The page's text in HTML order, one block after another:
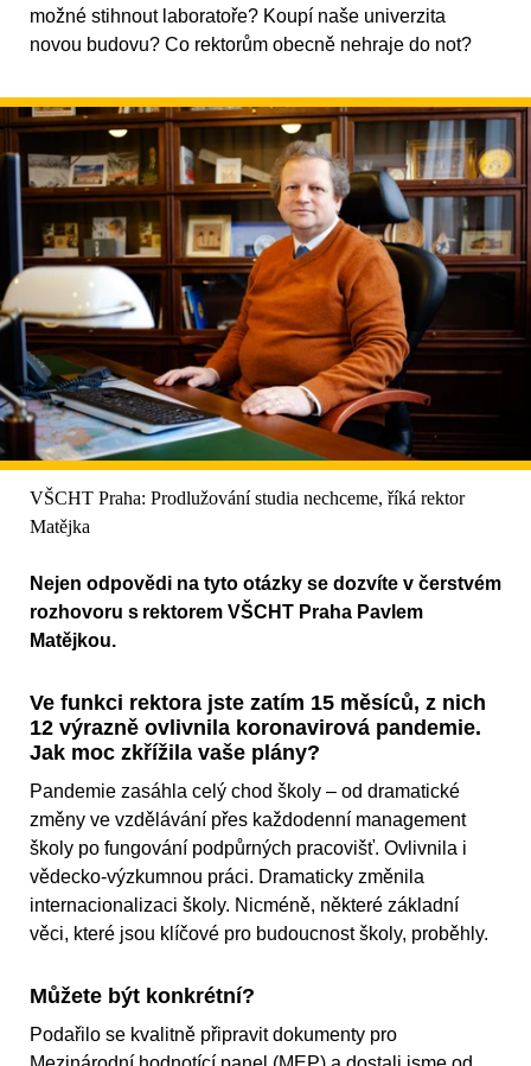
možné stihnout laboratoře? Koupí naše univerzita
novou budovu? Co rektorům obecně nehraje do not?
VŠCHT Praha: Prodlužování studia nechceme, říká rektor
Matějka
Nejen odpovědi na tyto otázky se dozvíte v čerstvém
rozhovoru s rektorem VŠCHT Praha Pavlem
Matějkou.
Ve funkci rektora jste zatím 15 měsíců, z nich
12 výrazně ovlivnila koronavirová pandemie.
Jak moc zkřížila vaše plány?
Pandemie zasáhla celý chod školy – od dramatické
změny ve vzdělávání přes každodenní management
školy po fungování podpůrných pracovišť. Ovlivnila i
vědecko-výzkumnou práci. Dramaticky změnila
internacionalizaci školy. Nicméně, některé základní
věci, které jsou klíčové pro budoucnost školy, proběhly.
Můžete být konkrétní?
Podařilo se kvalitně připravit dokumenty pro